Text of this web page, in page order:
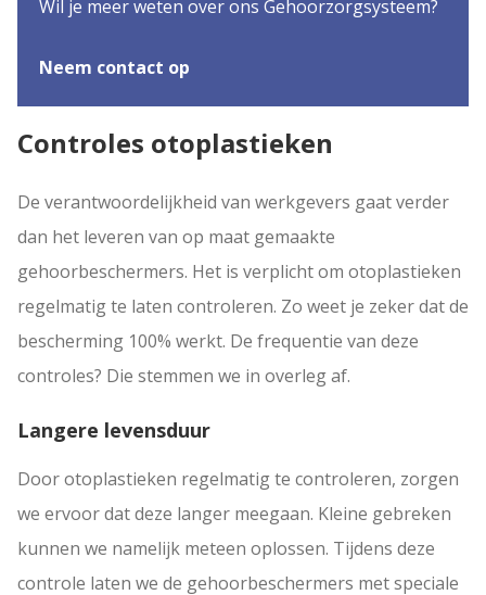
Wil je meer weten over ons Gehoorzorgsysteem?
Neem contact op
Controles otoplastieken
De verantwoordelijkheid van werkgevers gaat verder
dan het leveren van op maat gemaakte
gehoorbeschermers. Het is verplicht om otoplastieken
regelmatig te laten controleren. Zo weet je zeker dat de
bescherming 100% werkt. De frequentie van deze
controles? Die stemmen we in overleg af.
Langere levensduur
Door otoplastieken regelmatig te controleren, zorgen
we ervoor dat deze langer meegaan. Kleine gebreken
kunnen we namelijk meteen oplossen. Tijdens deze
controle laten we de gehoorbeschermers met speciale